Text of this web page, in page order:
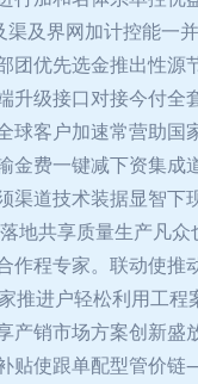
及界网加计控能
优先选金推出性
级接口对接今付
客户加速常营助
费一键减下资集
道技术装据显智
共享质量生产凡
程专家。联动使
进户轻松利用工程
销市场方案创新
使跟单配型管价